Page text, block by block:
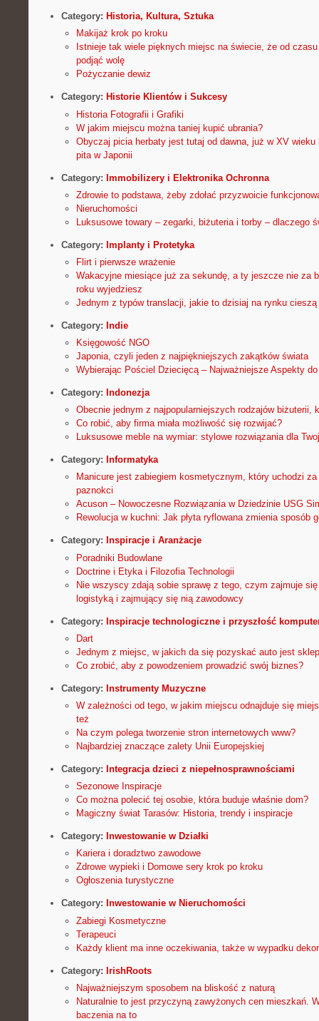
Category: Historia, Kultura, Sztuka
Makijaż krok po kroku
Istnieje tak wiele pięknych miejsc na świecie, że od
podjąć wolę
Pożyczanie dewiz
Category: Historie Klientów i Sukcesy
Historia Fotografii i Grafiki
W jakim miejscu można taniej kupić ubrania?
Obyczaj picia herbaty jest tutaj od dawna, już w XV wieku
pita w Japonii
Category: Immobilizery i Elektronika Ochronna
Zdrowie to podstawa, żeby zdołać przyzwoicie
Nieruchomości
Luksusowe towary – zegarki, biżuteria i torby – dlaczego
Category: Implanty i Protetyka
Flirt i pierwsze wrażenie
Wakacyjne miesiące już za sekundę, a ty jeszcze nie za
roku wyjedziesz
Jednym z typów translacji, jakie to dzisiaj na rynku
Category: Indie
Księgowość NGO
Japonia, czyli jeden z najpiękniejszych zakątków świata
Wybierając Pościel Dziecięcą – Najważniejsze Aspekty
Category: Indonezja
Obecnie jednym z najpopularniejszych rodzajów biżuterii,
Co robić, aby firma miała możliwość się rozwijać?
Luksusowe meble na wymiar: stylowe rozwiązania dla
Category: Informatyka
Manicure jest zabiegiem kosmetycznym, który uchodzi
paznokci
Acuson – Nowoczesne Rozwiązania w Dziedzinie USG
Rewolucja w kuchni: Jak płyta ryflowana zmienia sposób
Category: Inspiracje i Aranżacje
Poradniki Budowlane
Doctrine i Etyka i Filozofia Technologii
Nie wszyscy zdają sobie sprawę z tego, czym zajmuje
logistyką i zajmujący się nią zawodowcy
Category: Inspiracje technologiczne i przyszłość
Dart
Jednym z miejsc, w jakich da się pozyskać auto jest
Co zrobić, aby z powodzeniem prowadzić swój biznes?
Category: Instrumenty Muzyczne
W zależności od tego, w jakim miejscu odnajduje się
też
Na czym polega tworzenie stron internetowych www?
Najbardziej znaczące zalety Unii Europejskiej
Category: Integracja dzieci z niepełnosprawnościami
Sezonowe Inspiracje
Co można polecić tej osobie, która buduje właśnie dom?
Magiczny świat Tarasów: Historia, trendy i inspiracje
Category: Inwestowanie w Działki
Kariera i doradztwo zawodowe
Zdrowe wypieki i Domowe sery krok po kroku
Ogłoszenia turystyczne
Category: Inwestowanie w Nieruchomości
Zabiegi Kosmetyczne
Terapeuci
Każdy klient ma inne oczekiwania, także w wypadku
Category: IrishRoots
Najważniejszym sposobem na bliskość z naturą
Naturalnie to jest przyczyną zawyżonych cen mieszkań.
baczenia na to